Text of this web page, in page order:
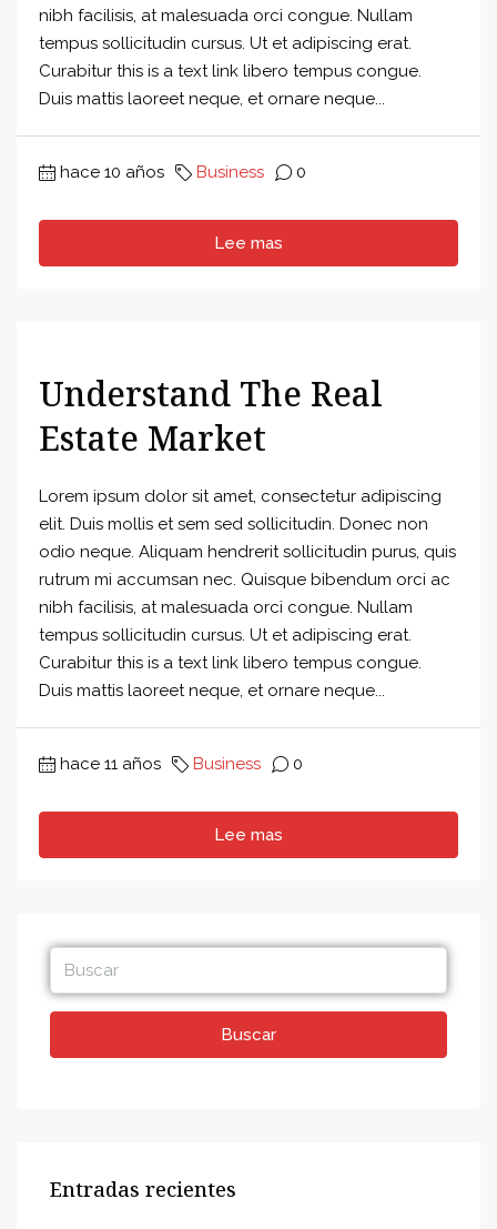
nibh facilisis, at malesuada orci congue. Nullam
tempus sollicitudin cursus. Ut et adipiscing erat.
Curabitur this is a text link libero tempus congue.
Duis mattis laoreet neque, et ornare neque...
hace 10 años Business 0
Lee mas
Understand The Real
Estate Market
Lorem ipsum dolor sit amet, consectetur adipiscing
elit. Duis mollis et sem sed sollicitudin. Donec non
odio neque. Aliquam hendrerit sollicitudin purus, quis
rutrum mi accumsan nec. Quisque bibendum orci ac
nibh facilisis, at malesuada orci congue. Nullam
tempus sollicitudin cursus. Ut et adipiscing erat.
Curabitur this is a text link libero tempus congue.
Duis mattis laoreet neque, et ornare neque...
hace 11 años Business 0
Lee mas
Buscar
Entradas recientes